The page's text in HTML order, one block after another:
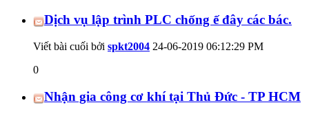
Dịch vụ lập trình PLC chống ế đây các bác.
Viết bài cuối bởi spkt2004 24-06-2019 06:12:29 PM
0
Nhận gia công cơ khí tại Thủ Đức - TP HCM